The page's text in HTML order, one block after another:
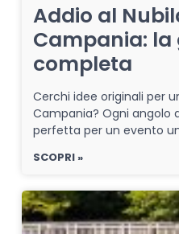
Addio al
Campania: la
completa
Cerchi idee originali per
Campania? Ogni angolo
perfetta per un evento
SCOPRI »